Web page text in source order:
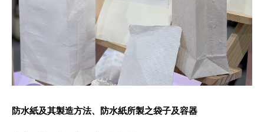
防水紙及其製造方法、防水紙所製之袋子及容器